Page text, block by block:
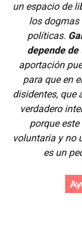
un espacio de
los dogmas
políticas.
depende
aportación
para que en
disidentes, que
verdadero
porque
voluntaria y no
es un